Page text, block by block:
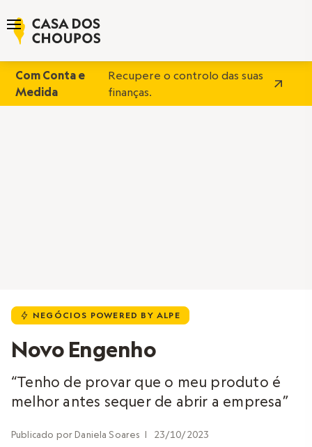
Com Conta e
Medida
Recupere o controlo das suas
finanças.
u NEGÓCIOS POWERED BY ALPE
Novo Engenho
“Tenho de provar que o meu produto é
melhor antes sequer de abrir a empresa”
Publicado por Daniela Soares | 23/10/2023